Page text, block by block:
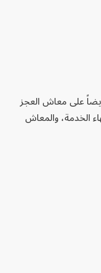
على معاش العجز
الخدمة، والمعاش